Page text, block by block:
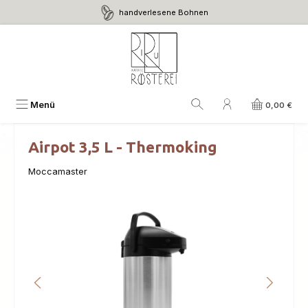
Zum Hauptinhalt springen handverlesene Bohnen
Menü 0,00 €
Airpot 3,5 L - Thermoking
Moccamaster
Bildergalerie überspringen